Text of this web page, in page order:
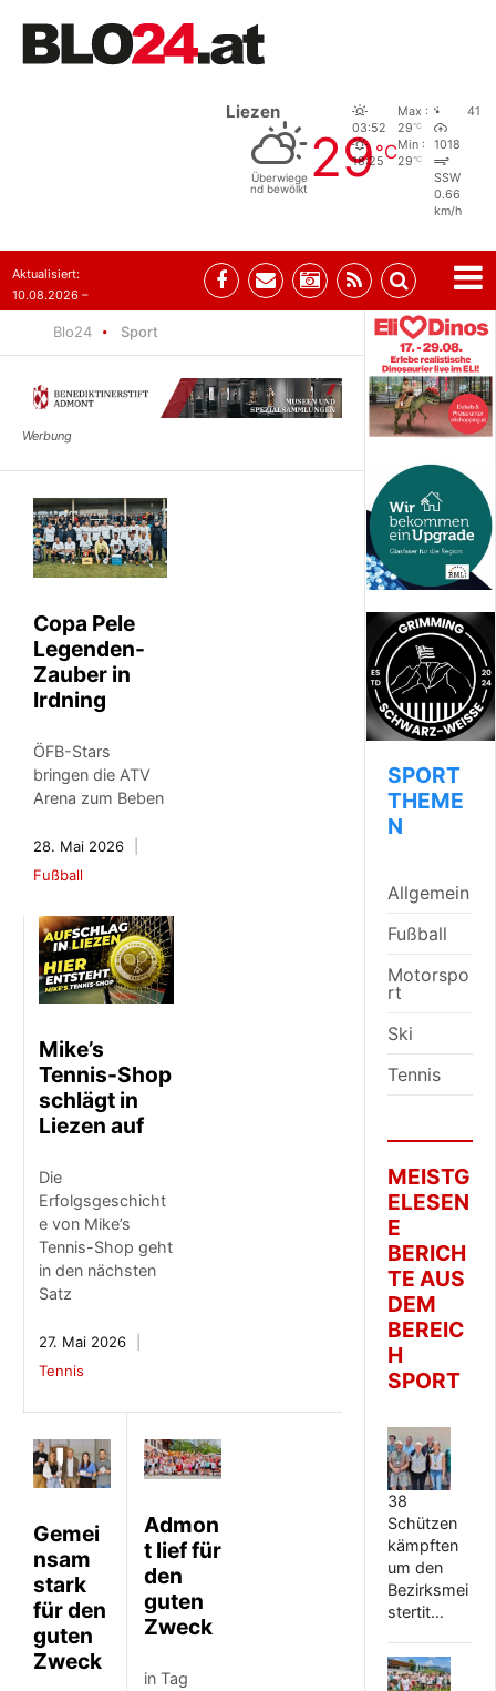
Liezen
Überwiege
nd bewölkt 29°C
03:52
18:25
Max :
29°C
Min :
29°C
41
1018
SSW
0.66
km/h
Aktualisiert:
10.08.2026 –
Blo24 Sport
Copa Pele
Legenden-
Zauber in
Irdning
ÖFB-Stars
bringen die ATV
Arena zum Beben
28. Mai 2026
Fußball
Mike’s
Tennis-Shop
schlägt in
Liezen auf
Die
Erfolgsgeschicht
e von Mike’s
Tennis-Shop geht
in den nächsten
Satz
27. Mai 2026
Tennis
Gemei
nsam
stark
für den
guten
Zweck
Admon
t lief für
den
guten
Zweck
in Tag
SPORT
THEME
N
Allgemein
Fußball
Motorspo
rt
Ski
Tennis
MEISTG
ELESEN
E
BERICH
TE AUS
DEM
BEREIC
H
SPORT
38
Schützen
kämpften
um den
Bezirksmei
stertit…